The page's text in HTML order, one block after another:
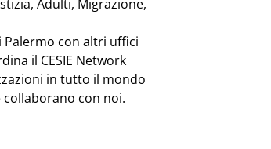
Adulti, Migrazione,
Palermo con altri uffici
il CESIE Network
in tutto il mondo
con noi.